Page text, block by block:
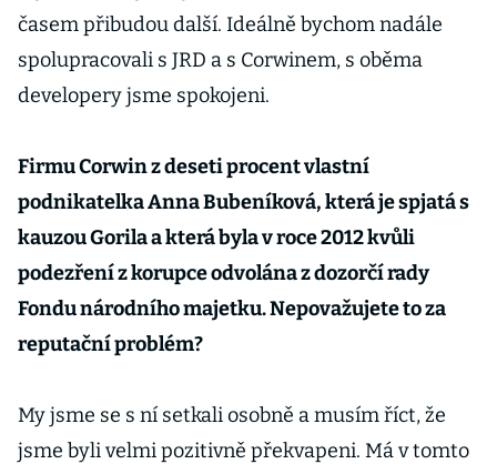
časem přibudou další. Ideálně bychom nadále
spolupracovali s JRD a s Corwinem, s oběma
developery jsme spokojeni.
Firmu Corwin z deseti procent vlastní
podnikatelka Anna Bubeníková, která je spjatá s
kauzou Gorila a která byla v roce 2012 kvůli
podezření z korupce odvolána z dozorčí rady
Fondu národního majetku. Nepovažujete to za
reputační problém?
My jsme se s ní setkali osobně a musím říct, že
jsme byli velmi pozitivně překvapeni. Má v tomto